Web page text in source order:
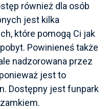
również dla osób
jest kilka
które pomogą Ci jak
Powinieneś także
nadzorowana przez
jest to
Dostępny jest funpark